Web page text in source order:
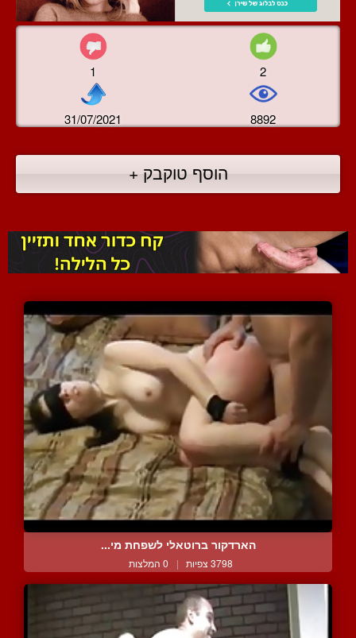
1 2
31/07/2021 8892
הוסף טוקבק +
הארדקור ברוטאלי לשפחת מי...
3798 צפיות | 0 המלצות